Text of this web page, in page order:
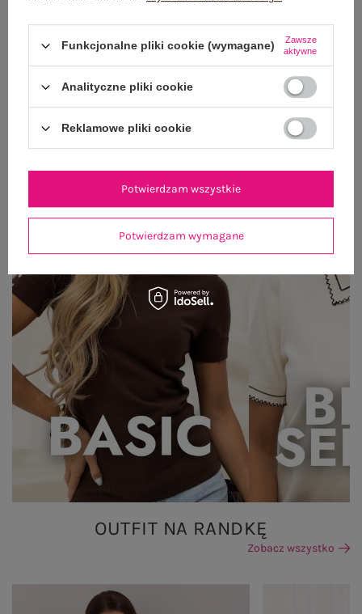
49,99 zł
ML
OUTFIT NA RANDKĘ
Zobacz wszystko
Funkcjonalne pliki cookie (wymagane)
Zawsze
aktywne
Analityczne pliki cookie
Reklamowe pliki cookie
Potwierdzam wymagane
Potwierdzam wszystkie